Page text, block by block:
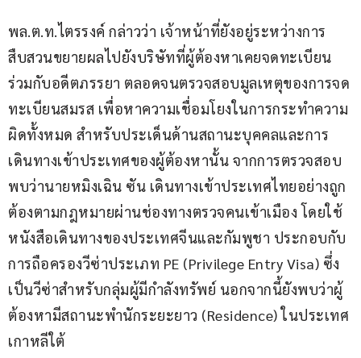
พล.ต.ท.ไตรรงค์ กล่าวว่า เจ้าหน้าที่ยังอยู่ระหว่างการ
สืบสวนขยายผลไปยังบริษัทที่ผู้ต้องหาเคยจดทะเบียน
ร่วมกับอดีตภรรยา ตลอดจนตรวจสอบมูลเหตุของการจด
ทะเบียนสมรส เพื่อหาความเชื่อมโยงในการกระทำความ
ผิดทั้งหมด สำหรับประเด็นด้านสถานะบุคคลและการ
เดินทางเข้าประเทศของผู้ต้องหานั้น จากการตรวจสอบ
พบว่านายหมิงเฉิน ซัน เดินทางเข้าประเทศไทยอย่างถูก
ต้องตามกฎหมายผ่านช่องทางตรวจคนเข้าเมือง โดยใช้
หนังสือเดินทางของประเทศจีนและกัมพูชา ประกอบกับ
การถือครองวีซ่าประเภท PE (Privilege Entry Visa) ซึ่ง
เป็นวีซ่าสำหรับกลุ่มผู้มีกำลังทรัพย์ นอกจากนี้ยังพบว่าผู้
ต้องหามีสถานะพำนักระยะยาว (Residence) ในประเทศ
เกาหลีใต้